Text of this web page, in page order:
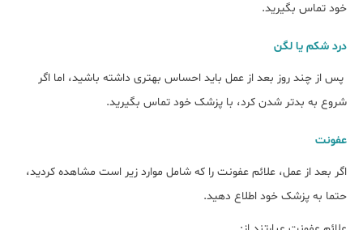
خود تماس بگیرید.
درد شکم یا لگن
پس از چند روز بعد از عمل باید احساس بهتری داشته باشید، اما اگر
شروع به بدتر شدن کرد، با پزشک خود تماس بگیرید.
عفونت
اگر بعد از عمل، علائم عفونت را که شامل موارد زیر است مشاهده کردید،
حتما به پزشک خود اطلاع دهید.